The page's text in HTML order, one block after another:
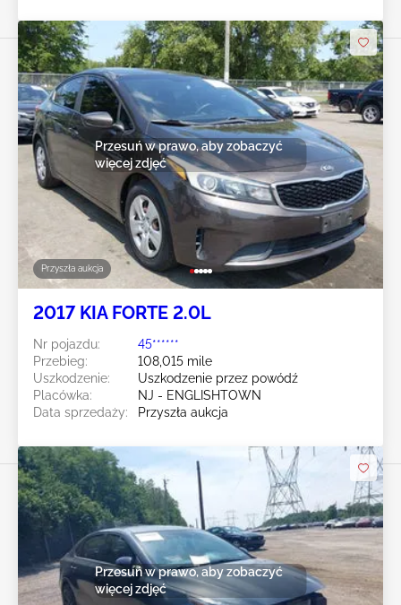
Przyszła aukcja
Przesuń w prawo, aby zobaczyć
więcej zdjęć
2017 KIA FORTE 2.0L
Nr pojazdu:
45******
Przebieg:
108,015 mile
Uszkodzenie:
Uszkodzenie przez powódź
Placówka:
NJ - ENGLISHTOWN
Data sprzedaży:
Przyszła aukcja
Przesuń w prawo, aby zobaczyć
więcej zdjęć